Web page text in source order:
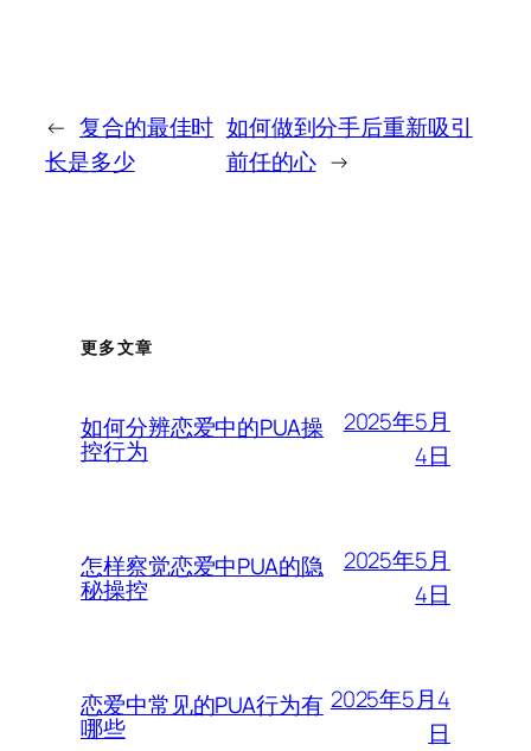
← 复合的最佳时
长是多少
如何做到分手后重新吸引
前任的心 →
更多文章
如何分辨恋爱中的PUA操
控行为
2025年5月
4日
怎样察觉恋爱中PUA的隐
秘操控
2025年5月
4日
恋爱中常见的PUA行为有
哪些
2025年5月4
日